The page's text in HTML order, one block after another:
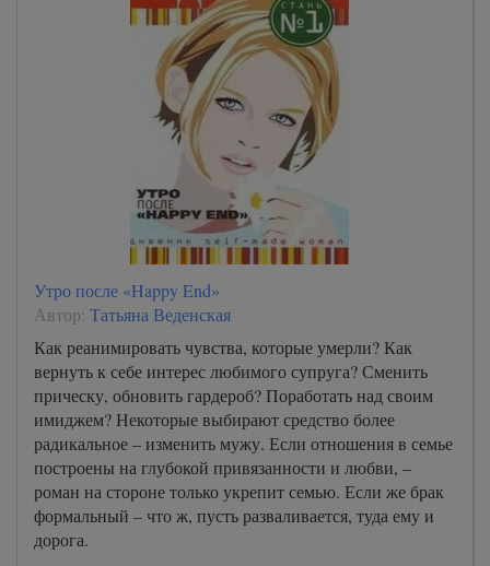
Утро после «Happy End»
Автор: Татьяна Веденская
Как реанимировать чувства, которые умерли? Как
вернуть к себе интерес любимого супруга? Сменить
прическу, обновить гардероб? Поработать над своим
имиджем? Некоторые выбирают средство более
радикальное – изменить мужу. Если отношения в семье
построены на глубокой привязанности и любви, –
роман на стороне только укрепит семью. Если же брак
формальный – что ж, пусть разваливается, туда ему и
дорога.